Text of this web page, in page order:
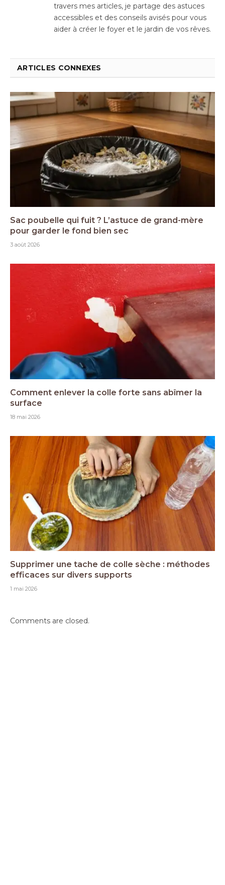
travers mes articles, je partage des astuces
accessibles et des conseils avisés pour vous
aider à créer le foyer et le jardin de vos rêves.
ARTICLES CONNEXES
Sac poubelle qui fuit ? L’astuce de grand-mère
pour garder le fond bien sec
3 août 2026
Comment enlever la colle forte sans abîmer la
surface
18 mai 2026
Supprimer une tache de colle sèche : méthodes
efficaces sur divers supports
1 mai 2026
Comments are closed.